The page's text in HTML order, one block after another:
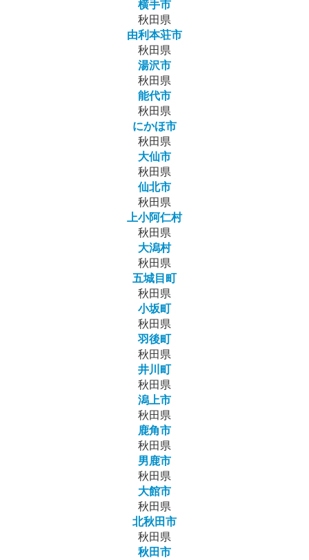
横手市
秋田県
由利本荘市
秋田県
湯沢市
秋田県
能代市
秋田県
にかほ市
秋田県
大仙市
秋田県
仙北市
秋田県
上小阿仁村
秋田県
大潟村
秋田県
五城目町
秋田県
小坂町
秋田県
羽後町
秋田県
井川町
秋田県
潟上市
秋田県
鹿角市
秋田県
男鹿市
秋田県
大館市
秋田県
北秋田市
秋田県
秋田市